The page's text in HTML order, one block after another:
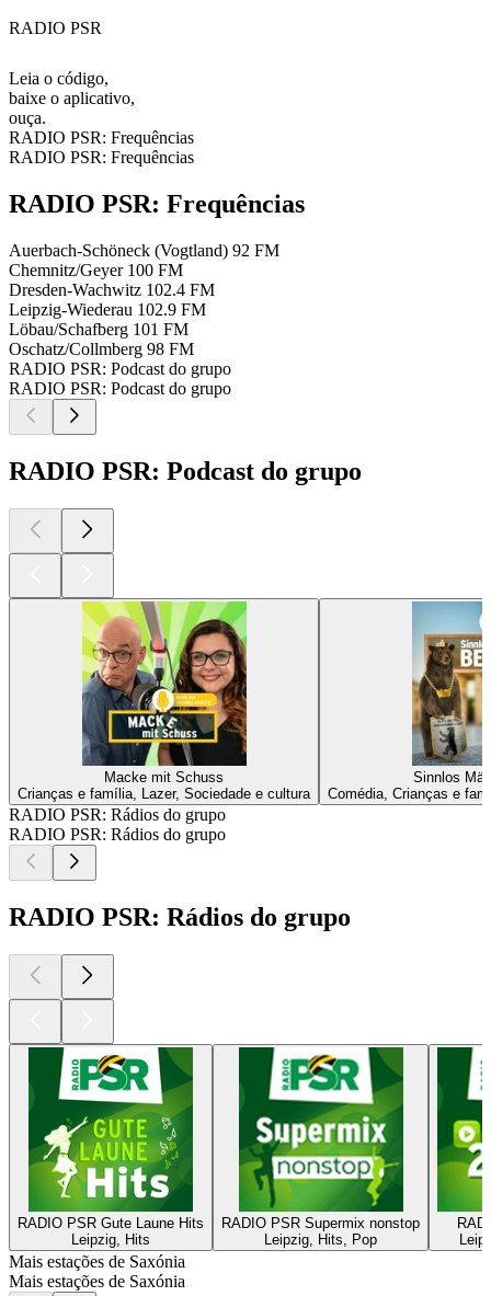
RADIO PSR
Leia o código,
baixe o aplicativo,
ouça.
RADIO PSR: Frequências
RADIO PSR: Frequências
RADIO PSR: Frequências
Auerbach-Schöneck (Vogtland) 92 FM
Chemnitz/Geyer 100 FM
Dresden-Wachwitz 102.4 FM
Leipzig-Wiederau 102.9 FM
Löbau/Schafberg 101 FM
Oschatz/Collmberg 98 FM
RADIO PSR: Podcast do grupo
RADIO PSR: Podcast do grupo
RADIO PSR: Podcast do grupo
Macke mit Schuss
Crianças e família, Lazer, Sociedade e cultura
Sinnlos
Comédia, Crianças e
RADIO PSR: Rádios do grupo
RADIO PSR: Rádios do grupo
RADIO PSR: Rádios do grupo
RADIO PSR Gute Laune Hits
Leipzig, Hits
RADIO PSR Supermix nonstop
Leipzig, Hits, Pop
Mais estações de Saxónia
Mais estações de Saxónia